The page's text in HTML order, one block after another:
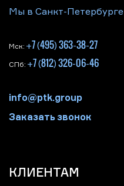
Мы в Санкт-Петербурге
Мск: +7 (495) 363-38-27
СПб: +7 (812) 326-06-46
info@ptk.group
Заказать звонок
КЛИЕНТАМ